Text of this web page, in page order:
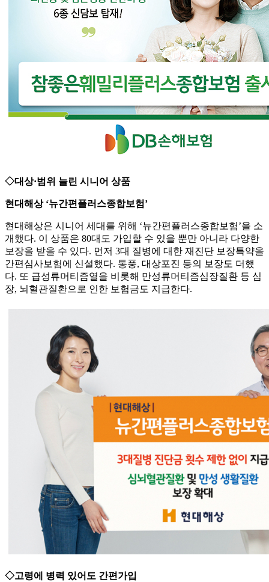
◇대상·범위 늘린 시니어 상품
현대해상 ‘뉴간편플러스종합보험’
현대해상은 시니어 세대를 위해 ‘뉴간편플러스종합보험’을 소
개했다. 이 상품은 80대도 가입할 수 있을 뿐만 아니라 다양한
보장을 받을 수 있다. 먼저 3대 질병에 대한 재진단 보장특약을
간편심사보험에 신설했다. 통풍, 대상포진 등의 보장도 더했
다. 또 급성류머티즘열을 비롯해 만성류머티즘심장질환 등 심
장, 뇌혈관질환으로 인한 보험금도 지급한다.
◇고령에 병력 있어도 간편가입